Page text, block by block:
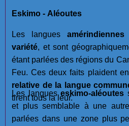
Eskimo - Aléoutes
Les langues amérindiennes
variété, et sont
étant parlées des régions du
Feu. Ces deux faits plaident
relative de la langue
tirent tous la leur.
Les langueseskimo-aléoutes
et plus semblable à une
parlées dans une zone plus